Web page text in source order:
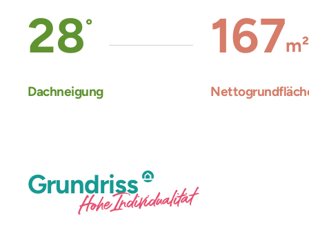
28°
Dachneigung
167m²
Grundriss
Hohe Individualität